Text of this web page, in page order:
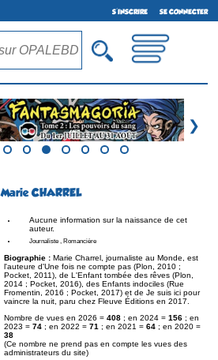
S'INSCRIRE SE CONNECTER
❯
Marie CHARREL
Aucune information sur la naissance de cet
auteur.
Journaliste , Romancière
Biographie : Marie Charrel, journaliste au Monde, est
l'auteure d'Une fois ne compte pas (Plon, 2010 ;
Pocket, 2011), de L'Enfant tombée des rêves (Plon,
2014 ; Pocket, 2016), des Enfants indociles (Rue
Fromentin, 2016 ; Pocket, 2017) et de Je suis ici pour
vaincre la nuit, paru chez Fleuve Éditions en 2017.
Nombre de vues en 2026 = 408 ; en 2024 = 156 ; en
2023 = 74 ; en 2022 = 71 ; en 2021 = 64 ; en 2020 =
38
(Ce nombre ne prend pas en compte les vues des
administrateurs du site)